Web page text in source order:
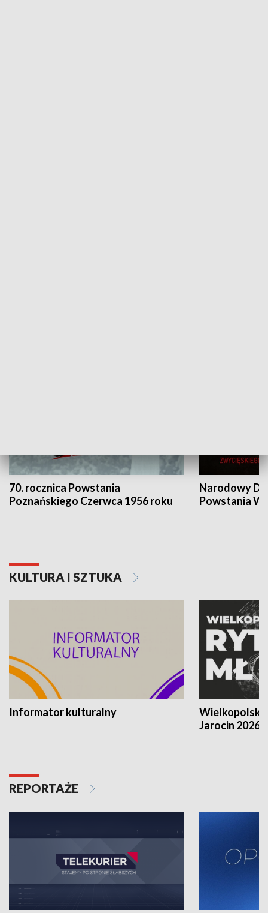
70. rocznica Powstania
Poznańskiego Czerwca 1956 roku
Narodowy
Powstania
KULTURA I SZTUKA
Informator kulturalny
Jarocin 2026
REPORTAŻE